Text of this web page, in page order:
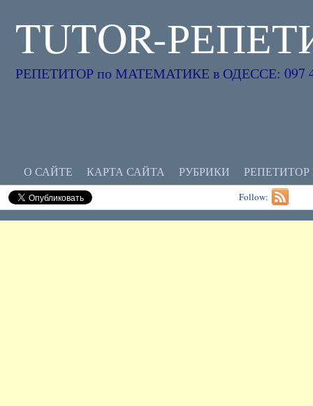
TUTOR-
РЕПЕТИТОР по МАТЕМАТИКЕ в ОДЕССЕ: 097
О САЙТЕ КАРТА САЙТА РУБРИКИ
Follow: